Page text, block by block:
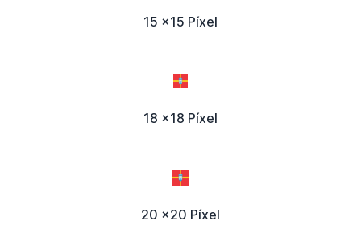
15 x15 Píxel
18 x18 Píxel
20 x20 Píxel